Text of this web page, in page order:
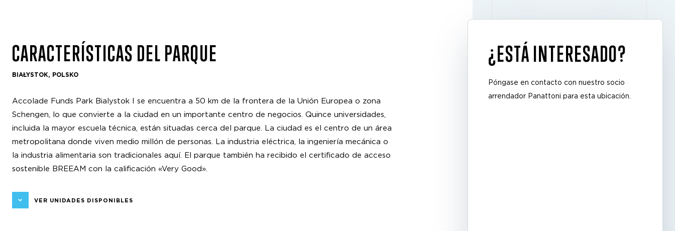
CARACTERÍSTICAS DEL PARQUE
BIAŁYSTOK, POLSKO
Accolade Funds Park Bialystok I se encuentra a 50 km de la frontera de la Unión Europea o zona
Schengen, lo que convierte a la ciudad en un importante centro de negocios. Quince universidades,
incluida la mayor escuela técnica, están situadas cerca del parque. La ciudad es el centro de un área
metropolitana donde viven medio millón de personas. La industria eléctrica, la ingeniería mecánica o
la industria alimentaria son tradicionales aquí. El parque también ha recibido el certificado de acceso
sostenible BREEAM con la calificación «Very Good».
VER UNIDADES DISPONIBLES
¿ESTÁ INTERESADO?
Póngase en contacto con nuestro socio
arrendador Panattoni para esta ubicación.